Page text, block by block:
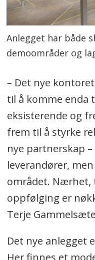
Anlegget har både
demoområder og
– Det nye
til å komme enda
eksisterende og
frem til å styrke
nye partnerskap
leverandører,
området. Nærhet,
oppfølging er
Terje
Det nye anlegget
Her finnes et